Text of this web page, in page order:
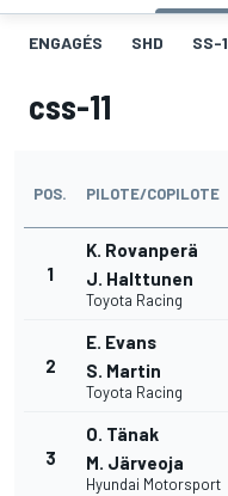
ENGAGÉS SHD SS-1
css-11
POS. PILOTE/COPILOTE
1
K. Rovanperä
J. Halttunen
Toyota Racing
2
E. Evans
S. Martin
Toyota Racing
3
O. Tänak
M. Järveoja
Hyundai Motorsport